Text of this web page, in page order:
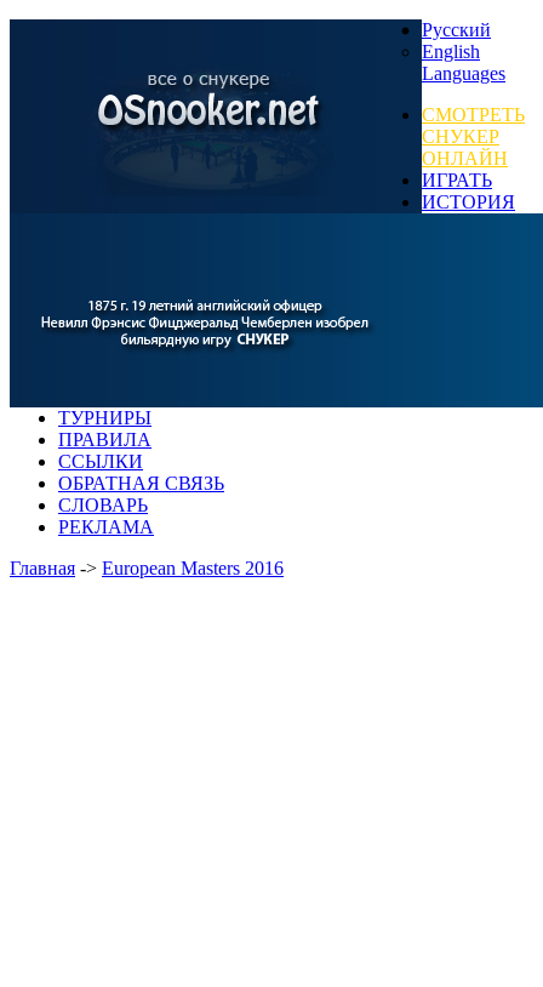
Русский
English
Languages
СМОТРЕТЬ
СНУКЕР
ОНЛАЙН
ИГРАТЬ
ИСТОРИЯ
ТУРНИРЫ
ПРАВИЛА
ССЫЛКИ
ОБРАТНАЯ СВЯЗЬ
СЛОВАРЬ
РЕКЛАМА
Главная -> European Masters 2016